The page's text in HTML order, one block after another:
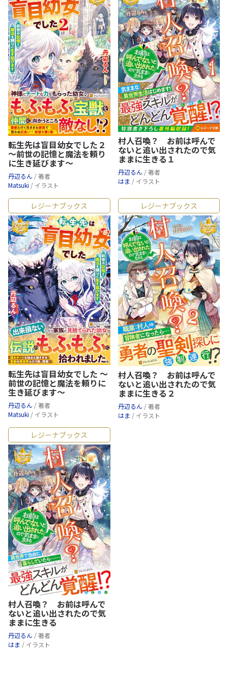
転生先は盲目幼女でした２
～前世の記憶と魔法を頼り
に生き延びます～
丹辺るん / 著者
Matsuki / イラスト
村人召喚？ お前は呼んで
ないと追い出されたので気
ままに生きる１
丹辺るん / 著者
はま / イラスト
レジーナブックス
転生先は盲目幼女でした ～
前世の記憶と魔法を頼りに
生き延びます～
丹辺るん / 著者
Matsuki / イラスト
レジーナブックス
村人召喚？ お前は呼んで
ないと追い出されたので気
ままに生きる２
丹辺るん / 著者
はま / イラスト
レジーナブックス
村人召喚？ お前は呼んで
ないと追い出されたので気
ままに生きる
丹辺るん / 著者
はま / イラスト